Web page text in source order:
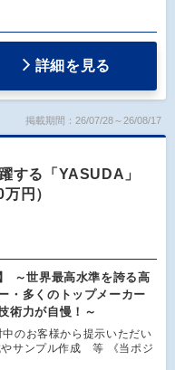
詳細を見る
掲載期間：26/07/28～26/08/17
する「YASUDA」
円）
～世界最高水準を誇る高
・多くのトップメーカー
術力が自慢！～
のお客様から提示いただい
サンプル作成 等 《当ポジ